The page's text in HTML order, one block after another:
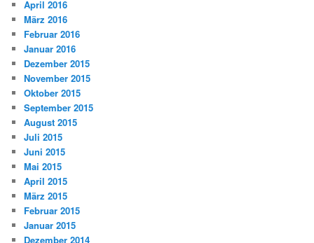
April 2016
März 2016
Februar 2016
Januar 2016
Dezember 2015
November 2015
Oktober 2015
September 2015
August 2015
Juli 2015
Juni 2015
Mai 2015
April 2015
März 2015
Februar 2015
Januar 2015
Dezember 2014